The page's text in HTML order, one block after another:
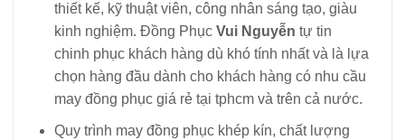
thiết kế, kỹ thuật viên, công nhân sáng tạo, giàu
kinh nghiệm. Đồng Phục Vui Nguyễn tự tin
chinh phục khách hàng dù khó tính nhất và là lựa
chọn hàng đầu dành cho khách hàng có nhu cầu
may đồng phục giá rẻ tại tphcm và trên cả nước.
Quy trình may đồng phục khép kín, chất lượng